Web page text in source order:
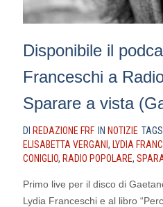
Disponibile il
Franceschi a
Sparare a vista
DI REDAZIONE FRF IN NOTIZIE TAGS
ELISABETTA VERGANI , LYDIA
CONIGLIO, RADIO POPOLARE,
Primo live per il disco di
Lydia Franceschi e al libro